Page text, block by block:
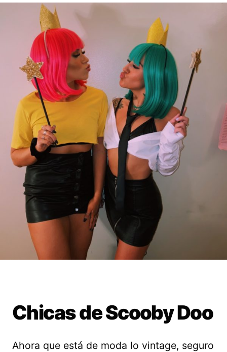
Chicas de Scooby Doo
Ahora que está de moda lo vintage, seguro